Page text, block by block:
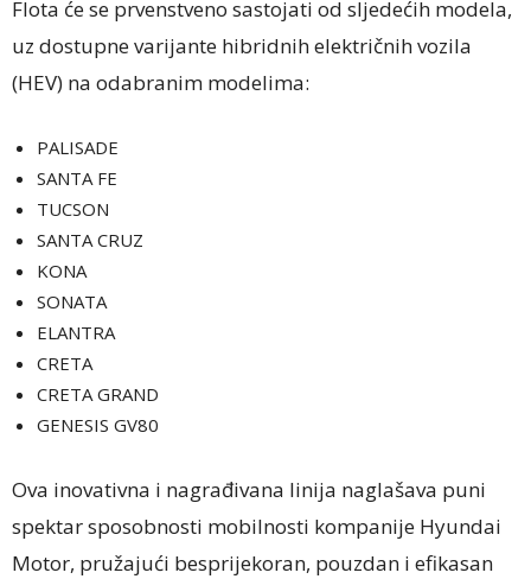
Flota će se prvenstveno sastojati od sljedećih modela,
uz dostupne varijante hibridnih električnih vozila
(HEV) na odabranim modelima:
PALISADE
SANTA FE
TUCSON
SANTA CRUZ
KONA
SONATA
ELANTRA
CRETA
CRETA GRAND
GENESIS GV80
Ova inovativna i nagrađivana linija naglašava puni
spektar sposobnosti mobilnosti kompanije Hyundai
Motor, pružajući besprijekoran, pouzdan i efikasan